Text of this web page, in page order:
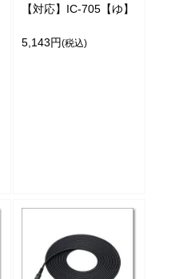
【対応】IC-705【ゆ】
5,143円(税込)